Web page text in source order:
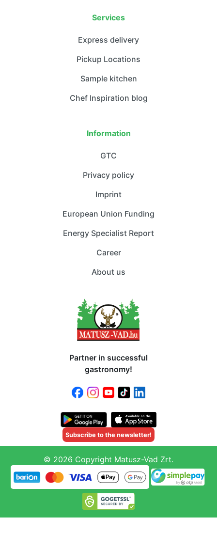
Services
Express delivery
Pickup Locations
Sample kitchen
Chef Inspiration blog
Information
GTC
Privacy policy
Imprint
European Union Funding
Energy Specialist Report
Career
About us
Partner in successful
gastronomy!
Subscribe to the newsletter!
© 2026 Copyright Matusz-Vad Zrt.